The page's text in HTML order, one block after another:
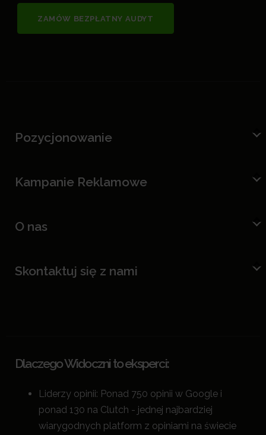
ZAMÓW BEZPŁATNY AUDYT
Pozycjonowanie
Kampanie Reklamowe
O nas
Skontaktuj się z nami
Dlaczego Widoczni to eksperci:
Liderzy opinii: Ponad 750 opinii w Google i
ponad 130 na Clutch - jednej najbardziej
wiarygodnych platform z opiniami na świecie